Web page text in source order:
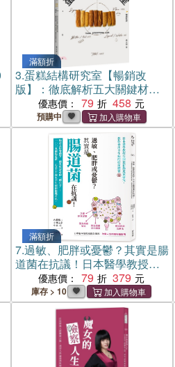
滿額折
3.蛋糕結構研究室【暢銷改
版】：徹底解析五大關鍵材
料，掌握柔軟×紮實×濕潤×蓬鬆
終極配方比
優惠價： 79 458
預購中
滿額折
7.過敏、肥胖或憂鬱？其實是腸
道菌在抗議！日本醫學教授公
開最新腸道菌研究，教你養出
不生病的好菌體質
優惠價： 79 379
庫存 > 10